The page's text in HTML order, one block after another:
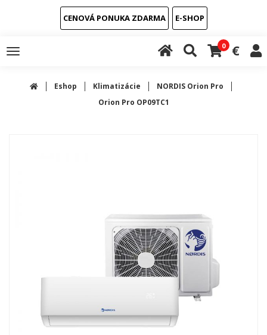
CENOVÁ PONUKA ZDARMA E-SHOP
Toggle
0 €
Eshop Klimatizácie
NORDIS Orion Pro
Orion Pro OP09TC1